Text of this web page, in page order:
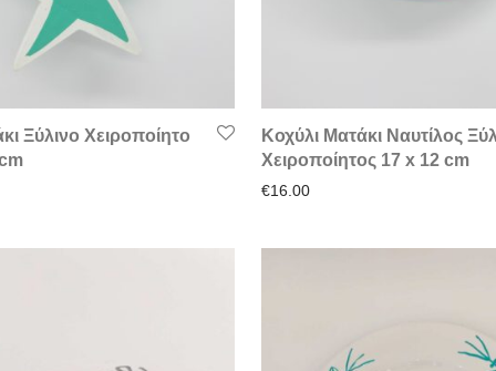
Ξύλινο Χειροποίητο
Κοχύλι Ματάκι Ναυτίλος
Χειροποίητος 17 x 12 cm
€16.00